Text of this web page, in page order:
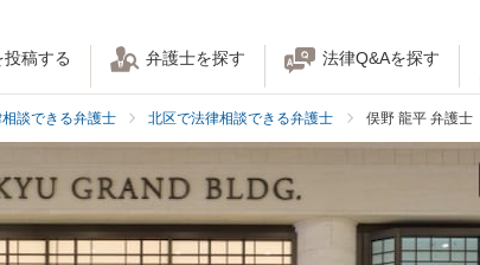
稿する 弁護士を探す 法律Q&Aを探す
談できる弁護士 北区で法律相談できる弁護士 俣野 龍平 弁護士